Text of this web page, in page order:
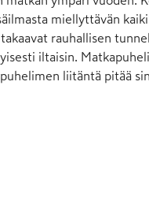
miellyttävän
rauhallisen
iltaisin.
liitäntä pitää